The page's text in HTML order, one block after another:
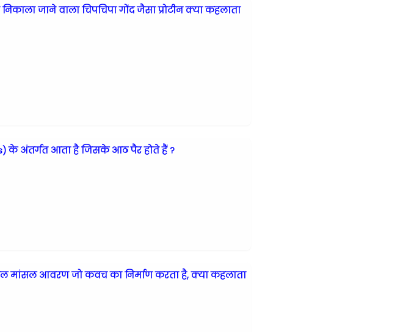
जाने वाला चिपचिपा गोंद जैसा प्रोटीन क्या कहलाता
के अंतर्गत आता है जिसके आठ पैर होते हैं ?
मांसल आवरण जो कवच का निर्माण करता है, क्या कहलाता